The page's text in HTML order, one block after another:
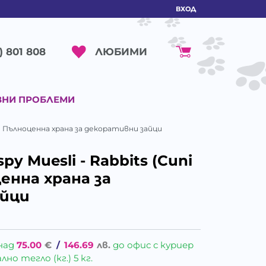
ВХОД
801 808 ЛЮБИМИ
ПРОБЛЕМИ
Пълноценна храна за декоративни зайци
Muesli - Rabbits (Cuni
храна за
75.00 € / 146.69 лв. до офис с куриер
тегло (кг.) 5 кг.